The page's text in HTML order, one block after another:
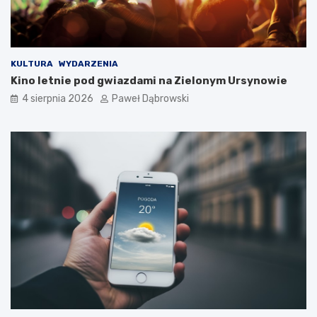
d
z
e
c
i
m
o
KULTURA WYDARZENIA
Kino letnie pod gwiazdami na Zielonym Ursynowie
4 sierpnia 2026 Paweł Dąbrowski